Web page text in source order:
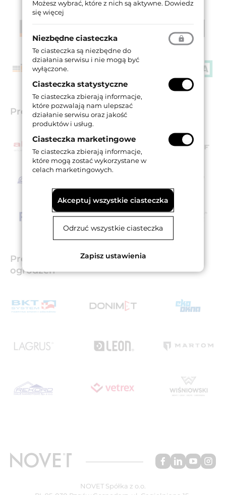
Producenci drzwi profilowych
Producenci ościeżnic / okien / bram /
ogrodzeń
NOVET Spółka z o.o.
Możesz wybrać, które z nich są aktywne. Dowiedz
się więcej
Niezbędne ciasteczka
Te ciasteczka są niezbędne do
działania serwisu i nie mogą być
wyłączone.
Ciasteczka statystyczne
Te ciasteczka zbierają informacje,
które pozwalają nam ulepszać
działanie serwisu oraz jakość
produktów i usług.
Ciasteczka marketingowe
Te ciasteczka zbierają informacje,
które mogą zostać wykorzystane w
celach marketingowych.
Akceptuj wszystkie ciasteczka
Odrzuć wszystkie ciasteczka
Zapisz ustawienia